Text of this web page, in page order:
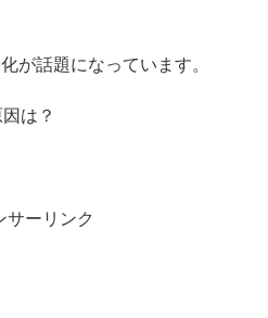
が話題になっています。
は？
サーリンク